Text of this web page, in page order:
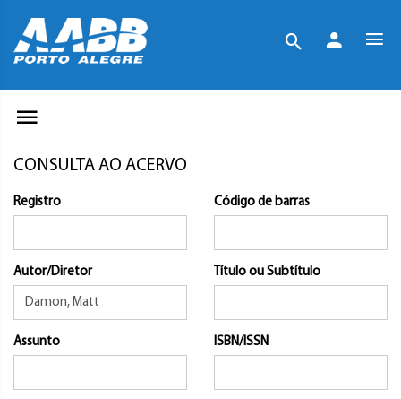
CONSULTA AO ACERVO
Registro Código de barras
Autor/Diretor Título ou Subtítulo
Assunto ISBN/ISSN